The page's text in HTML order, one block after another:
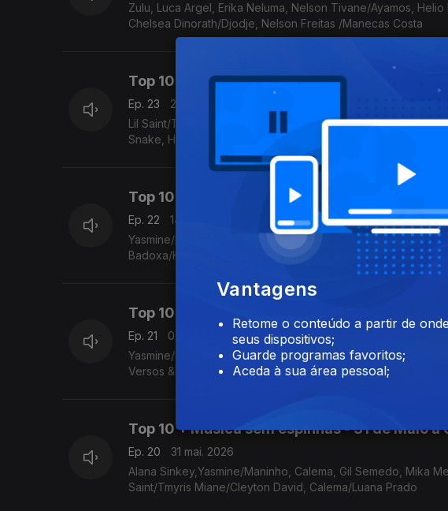
Zulu, Luca Argel, Erika Neluma, Nelson Tivane/Ayamos,
Chelsea Dinorath/Djodje, Nelson Freitas /Manecas Costa
Top 10 + Música sem espinhas - 21 a 27 de
Ep. 23
21 jun. 2026
Lil Saint/Tmyris Miane/Cleyton David, Versos &Poesias Moz, Badoxa/Khiaro, Nelson Freitas/Manecas Costa, Asake/DJ
Snake, Helio Batalha/Rislene, Chelsea Dinorath /Djodje,
Top 10 + Música sem espinhas - 14 a 20 de
Ep. 22
14 jun. 2026
Yasmine/Maninho, Calema, Lil Saint/Tmyris Miane/Cleyton David, Calema/Luana Prado, Versos &Poesias Moz,
Badoxa/Khiaro, Nelson Freitas/Manecas Costa, Asake/DJ
Top 10 + Música sem espinhas - 7 a 13 de
Ep. 21
07 jun. 2026
Yasmine/Maninho, Calema, Ayani, Lil Saint/Tmyris Miane/Cleyton David, Calema/Luana Prado, Elly Paris/Djari Paris,
Versos &Poesias Moz, Badoxa/Khiaro, Nelson Freitas/
Top 10 + Música sem espinhas - 31 de Maio a
Ep. 20
31 mai. 2026
Alana Sinkey,Yasmine/Maninho, Calema, Gil Semedo, Mika Mendes/William Araujo,
Saint/Tmyris Miane/Cleyton David, Calema/Luana Prado
Vantagens
Retome o conteúdo a partir de
seus dispositivos;
Guarde programas favoritos;
Aceda à sua área pessoal;